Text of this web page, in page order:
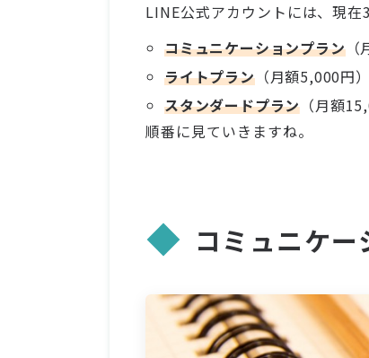
LINE公式アカウントには、現在
コミュニケーションプラン（
ライトプラン（月額5,000円）
スタンダードプラン （月額
順番に見ていきますね。
コミュニケー